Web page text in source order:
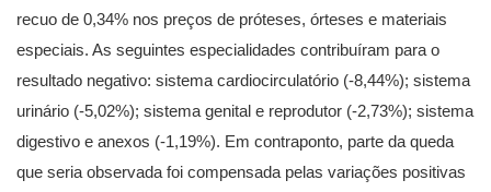
recuo de 0,34% nos preços de próteses, órteses e materiais
especiais. As seguintes especialidades contribuíram para o
resultado negativo: sistema cardiocirculatório (-8,44%); sistema
urinário (-5,02%); sistema genital e reprodutor (-2,73%); sistema
digestivo e anexos (-1,19%). Em contraponto, parte da queda
que seria observada foi compensada pelas variações positivas